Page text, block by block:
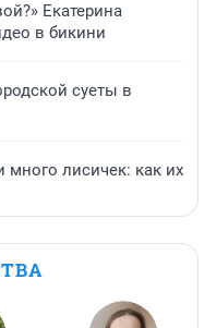
Екатерина
в бикини
суеты в
много лисичек: как их